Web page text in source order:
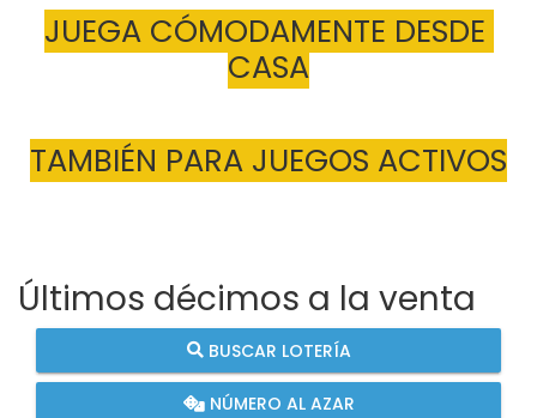
JUEGA CÓMODAMENTE DESDE
CASA
TAMBIÉN PARA JUEGOS ACTIVOS
Últimos décimos a la venta
BUSCAR LOTERÍA
NÚMERO AL AZAR